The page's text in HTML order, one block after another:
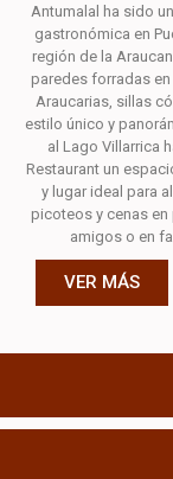
Antumalal ha sido
gastronómica en
región de la
paredes forradas
Araucarias, sillas
estilo único y
al Lago Villarrica
Restaurant un
y lugar ideal para
picoteos y cenas en
amigos o en
VER MÁS